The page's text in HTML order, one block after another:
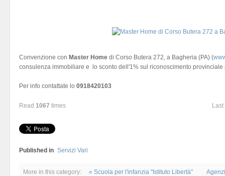
Convenzione con Master Home di Corso Butera 272, a Bagheria (PA) (
consulenza immobiliare e lo sconto dell'1% sul riconoscimento
Per info contattate lo 0918420103
Read 1067 times
Published in Servizi Vari
More in this category: « Scuola per l'infanzia "Istituto Libertà"